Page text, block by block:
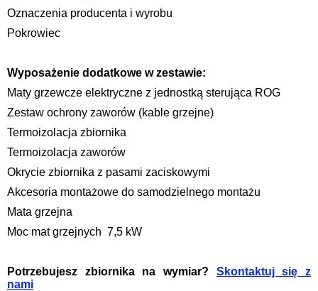
Oznaczenia producenta i wyrobu
Pokrowiec
Wyposażenie dodatkowe w zestawie:
Maty grzewcze elektryczne z jednostką sterująca ROG
Zestaw ochrony zaworów (kable grzejne)
Termoizolacja zbiornika
Termoizolacja zaworów
Okrycie zbiornika z pasami zaciskowymi
Akcesoria montażowe do samodzielnego montażu
Mata grzejna
Moc mat grzejnych 7,5 kW
Potrzebujesz zbiornika na wymiar? Skontaktuj się z
nami